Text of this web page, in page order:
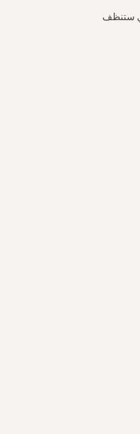
ستنظف